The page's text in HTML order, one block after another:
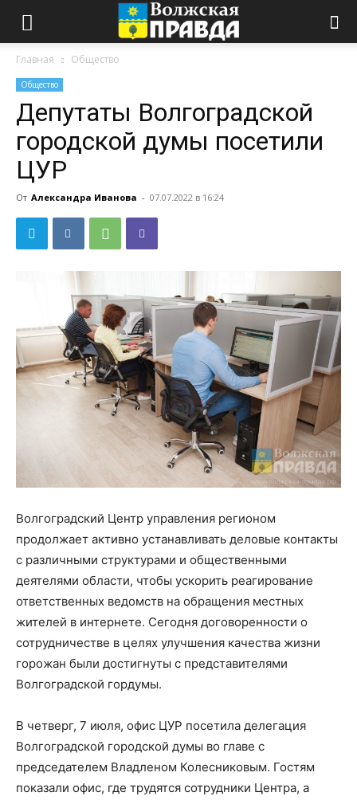
Главная Общество
Общество
Депутаты Волгоградской
городской думы посетили
ЦУР
От Александра Иванова - 07.07.2022 в 16:24
Волгоградский Центр управления регионом
продолжает активно устанавливать деловые контакты
с различными структурами и общественными
деятелями области, чтобы ускорить реагирование
ответственных ведомств на обращения местных
жителей в интернете. Сегодня договоренности о
сотрудничестве в целях улучшения качества жизни
горожан были достигнуты с представителями
Волгоградской гордумы.
В четверг, 7 июля, офис ЦУР посетила делегация
Волгоградской городской думы во главе с
председателем Владленом Колесниковым. Гостям
показали офис, где трудятся сотрудники Центра, а